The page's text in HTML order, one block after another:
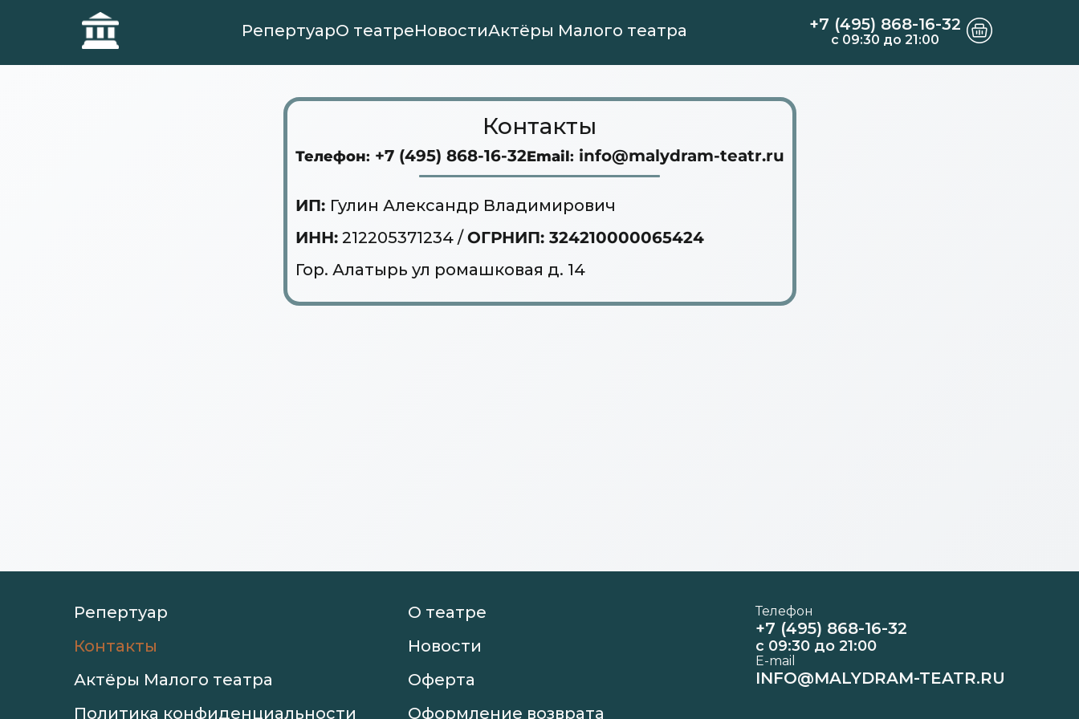
РепертуарО театреНовостиАктёры Малого театра +7 (495) 868-16-32
c 09:30 до 21:00
Контакты
Телефон: +7 (495) 868-16-32Email: info@malydram-teatr.ru
ИП: Гулин Александр Владимирович
ИНН:212205371234 /ОГРНИП: 324210000065424
Гор. Алатырь ул ромашковая д. 14
Репертуар
О театре
Контакты
Новости
Актёры Малого театра
Оферта
Политика конфиденциальности
Оформление возврата
Телефон
+7 (495) 868-16-32
c 09:30 до 21:00
E-mail
INFO@MALYDRAM-TEATR.RU